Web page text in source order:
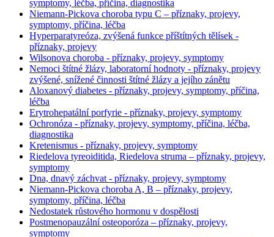
symptomy, léčba, příčina, diagnostika
Niemann-Pickova choroba typu C – příznaky, projevy,
symptomy, příčina, léčba
Hyperparatyreóza, zvýšená funkce příštítných tělísek -
příznaky, projevy
Wilsonova choroba - příznaky, projevy, symptomy
Nemoci štítné žlázy, laboratorní hodnoty - příznaky, projevy
zvýšené, snížené činnosti štítné žlázy a jejího zánětu
Aloxanový diabetes - příznaky, projevy, symptomy, příčina,
léčba
Erytrohepatální porfyrie - příznaky, projevy, symptomy
Ochronóza - příznaky, projevy, symptomy, příčina, léčba,
diagnostika
Kretenismus - příznaky, projevy, symptomy
Riedelova tyreoiditida, Riedelova struma – příznaky, projevy,
symptomy
Dna, dnavý záchvat - příznaky, projevy, symptomy
Niemann-Pickova choroba A, B – příznaky, projevy,
symptomy, příčina, léčba
Nedostatek růstového hormonu v dospělosti
Postmenopauzální osteoporóza – příznaky, projevy,
symptomy